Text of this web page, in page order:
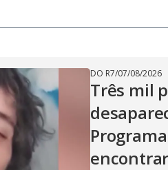
DO R7/07/08/2026
Três mil